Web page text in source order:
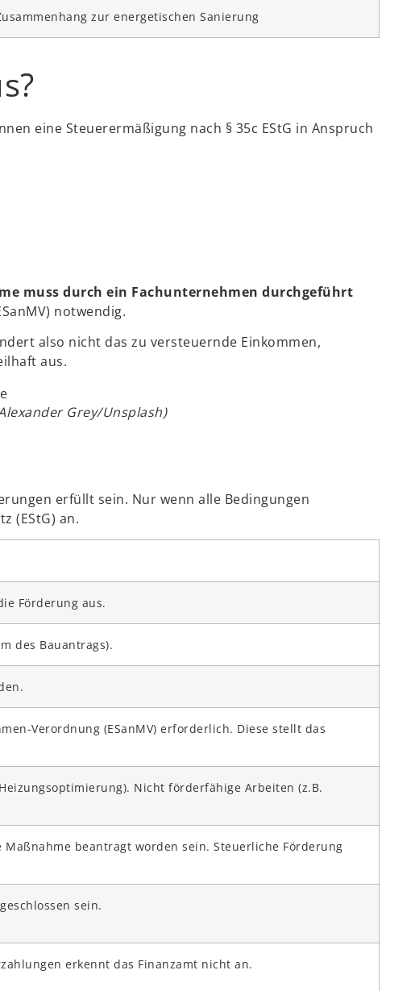
zur energetischen Sanierung
eine Steuerermäßigung nach § 35c EStG in Anspruch
muss durch ein Fachunternehmen durchgeführt
notwendig.
also nicht das zu versteuernde Einkommen,
aus.
Grey/Unsplash)
erfüllt sein. Nur wenn alle Bedingungen
(EStG) an.
Förderung aus.
des Bauantrags).
Verordnung (ESanMV) erforderlich. Diese stellt das
Nicht förderfähige Arbeiten (z.B.
beantragt worden sein. Steuerliche Förderung
sein.
erkennt das Finanzamt nicht an.